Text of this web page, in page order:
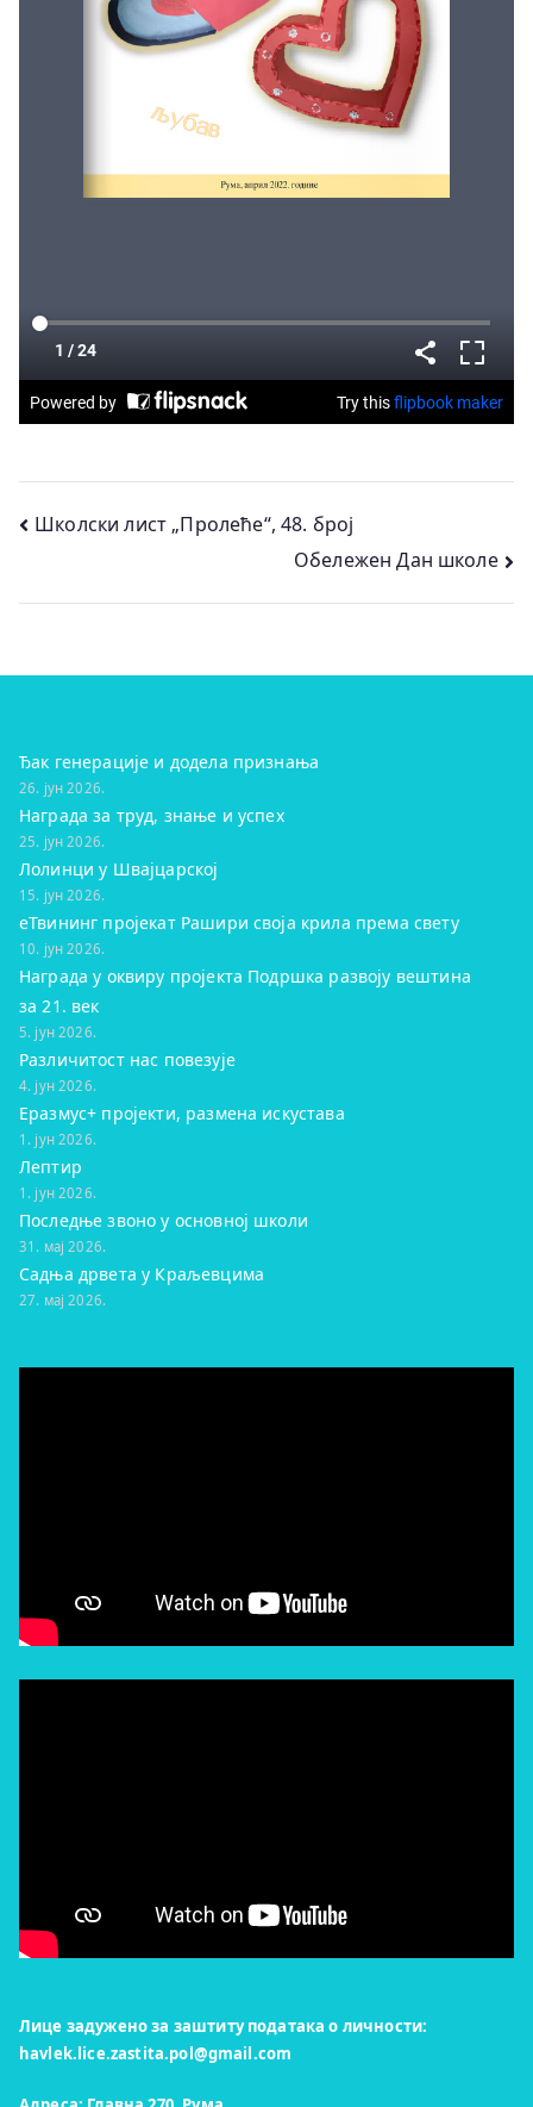
Кретање
Школски лист „Пролеће“, 48. број
Обележен Дан школе
Ђак генерације и додела признања
26. јун 2026.
Награда за труд, знање и успех
25. јун 2026.
Лолинци у Швајцарској
15. јун 2026.
eТвининг пројекат Рашири своја крила према свету
10. јун 2026.
Награда у оквиру пројекта Подршка развоју вештина
за 21. век
5. јун 2026.
Различитост нас повезује
4. јун 2026.
Еразмус+ пројекти, размена искустава
1. јун 2026.
Лептир
1. јун 2026.
Последње звоно у основној школи
31. мај 2026.
Садња дрвета у Краљевцима
27. мај 2026.
Лице задужено за заштиту података о личности:
havlek.lice.zastita.pol@gmail.com